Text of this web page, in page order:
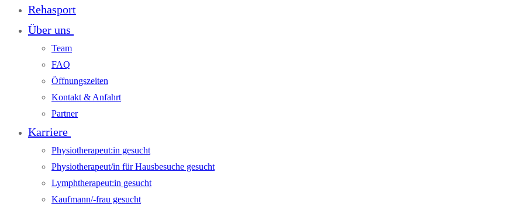
Rehasport
Über uns
Team
FAQ
Öffnungszeiten
Kontakt & Anfahrt
Partner
Karriere
Physiotherapeut:in gesucht
Physiotherapeut/in für Hausbesuche gesucht
Lymphtherapeut:in gesucht
Kaufmann/-frau gesucht